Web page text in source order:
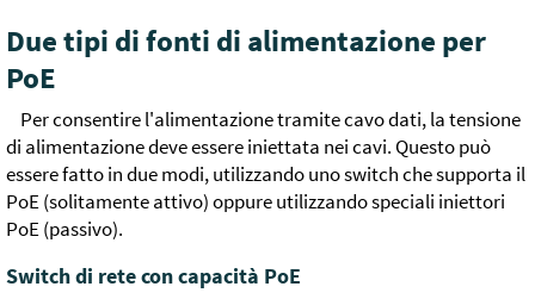
Due tipi di fonti di alimentazione per
PoE
Per consentire l'alimentazione tramite cavo dati, la tensione
di alimentazione deve essere iniettata nei cavi. Questo può
essere fatto in due modi, utilizzando uno switch che supporta il
PoE (solitamente attivo) oppure utilizzando speciali iniettori
PoE (passivo).
Switch di rete con capacità PoE